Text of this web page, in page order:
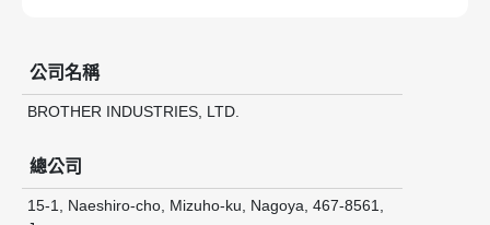
公司名稱
BROTHER INDUSTRIES, LTD.
總公司
15-1, Naeshiro-cho, Mizuho-ku, Nagoya, 467-8561,